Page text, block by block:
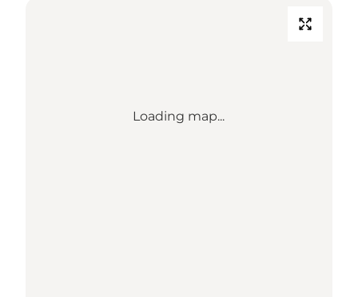
Loading map...